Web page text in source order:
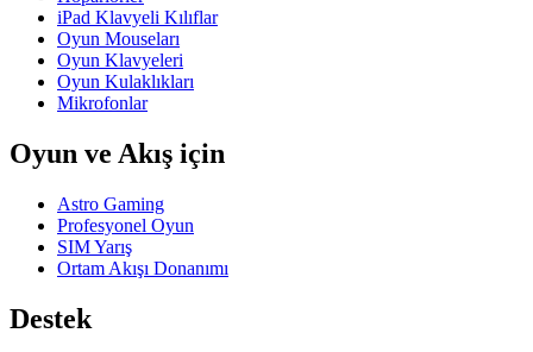
iPad Klavyeli Kılıflar
Oyun Mouseları
Oyun Klavyeleri
Oyun Kulaklıkları
Mikrofonlar
Oyun ve Akış için
Astro Gaming
Profesyonel Oyun
SIM Yarış
Ortam Akışı Donanımı
Destek